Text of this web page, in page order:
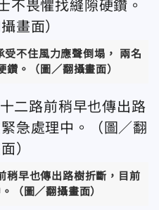
不住風力應聲倒塌， 兩名
。（圖／翻攝畫面）
稍早也傳出路樹折斷，目前
（圖／翻攝畫面）